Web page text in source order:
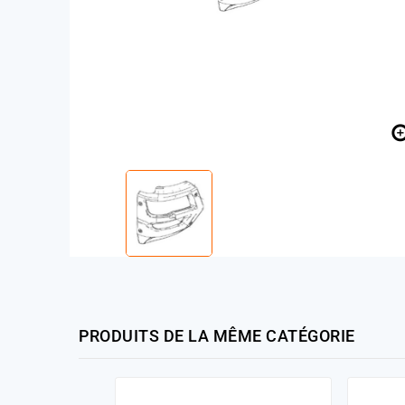
PRODUITS DE LA MÊME CATÉGORIE